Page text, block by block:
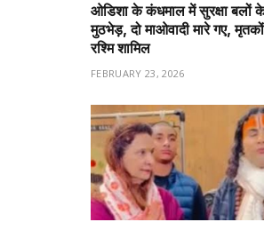
ओडिशा के कंधमाल में सुरक्षा बलों
मुठभेड़, दो माओवादी मारे गए,
रश्मि शामिल
FEBRUARY 23, 2026